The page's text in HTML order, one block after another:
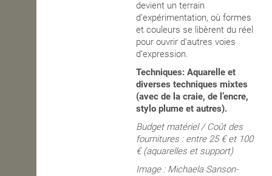
devient un terrain
d’expérimentation, où formes
et couleurs se libèrent du réel
pour ouvrir d’autres voies
d’expression.
Techniques: Aquarelle et
diverses techniques mixtes
(avec de la craie, de l’encre,
stylo plume et autres).
Budget matériel / Coût des
fournitures : entre 25 € et 100
€ (aquarelles et support)
Image : Michaela Sanson-